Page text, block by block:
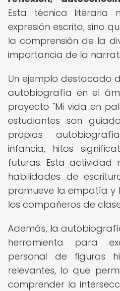
Esta técnica literaria
expresión escrita, sino
la comprensión de la
importancia de la
Un ejemplo destacado
autobiografía en el
proyecto "Mi vida en
estudiantes son
propias
infancia, hitos
futuras. Esta actividad
habilidades de
promueve la empatía y
los compañeros de
Además, la
herramienta para
personal de figuras
relevantes, lo que
comprender la